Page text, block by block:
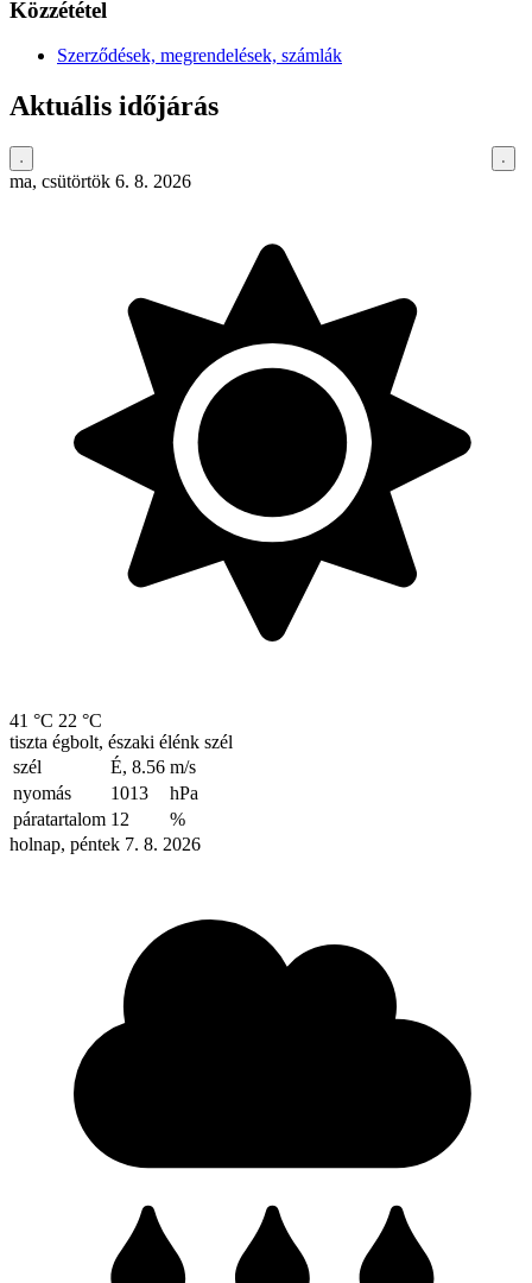
Közzététel
Szerződések, megrendelések, számlák
Aktuális időjárás
ma, csütörtök 6. 8. 2026
41 °C 22 °C
tiszta égbolt, északi élénk szél
szél
É, 8.56 m/s
nyomás
1013
hPa
páratartalom 12
%
holnap, péntek 7. 8. 2026